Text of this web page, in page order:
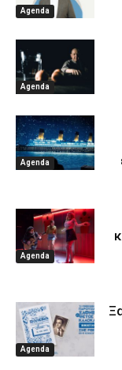
Agenda
Agenda
Agenda
Agenda
Agenda